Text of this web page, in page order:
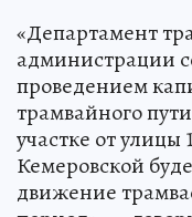
«Департамент
администрации
проведением
трамвайного
участке от
Кемеровской
движение